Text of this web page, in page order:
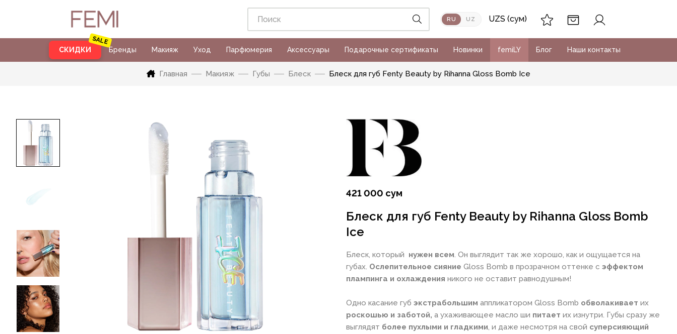
RU UZ UZS (сум)
СКИДКИ Бренды Макияж Уход Парфюмерия Аксессуары Подарочные сертификаты Новинки femiLY Блог Наши контакты
Главная Макияж Губы Блеск Блеск для губ Fenty Beauty by Rihanna Gloss Bomb Ice
421 000 сум
Блеск для губ Fenty Beauty by Rihanna Gloss Bomb
Ice
Блеск, который нужен всем. Он выглядит так же хорошо, как и ощущается на
губах. Ослепительное сияние Gloss Bomb в прозрачном оттенке с эффектом
плампинга и охлаждения никого не оставит равнодушным!
Одно касание губ экстрабольшим аппликатором Gloss Bomb обволакивает их
роскошью и заботой, а ухаживающее масло ши питает их изнутри. Губы сразу же
выглядят более пухлыми и гладкими, и даже несмотря на свой суперсияющий